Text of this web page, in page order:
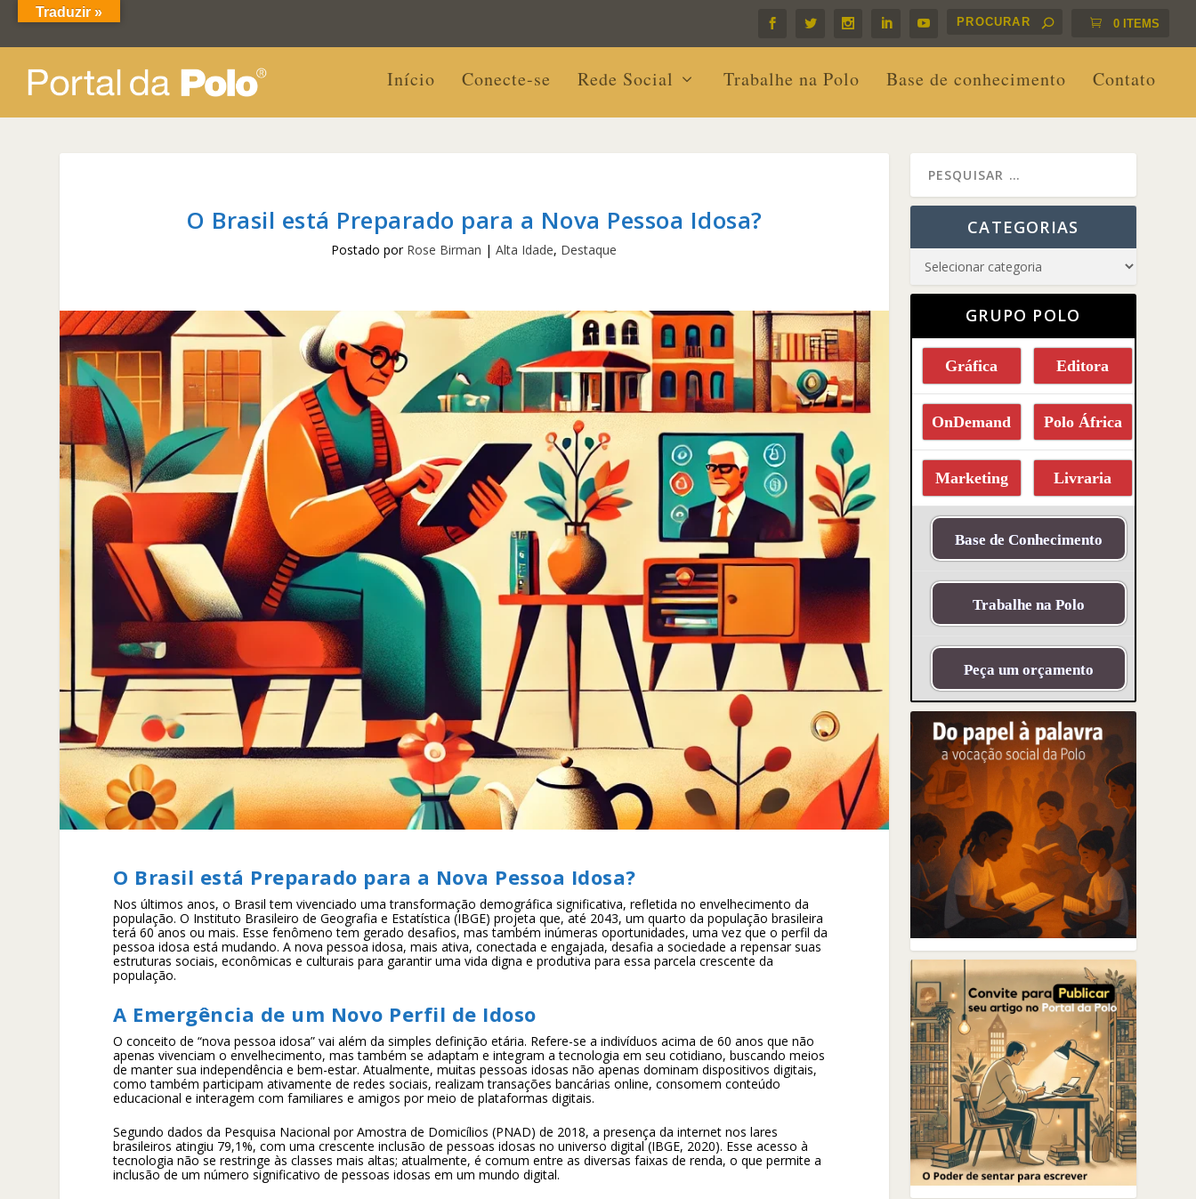
0 ITEMS
Início Conecte-se Rede Social Trabalhe na Polo Base de conhecimento Contato
O Brasil está Preparado para a Nova Pessoa Idosa?
Postado por Rose Birman |Alta Idade, Destaque
O Brasil está Preparado para a Nova Pessoa Idosa?
Nos últimos anos, o Brasil tem vivenciado uma transformação demográfica significativa, refletida no envelhecimento da
população. O Instituto Brasileiro de Geografia e Estatística (IBGE) projeta que, até 2043, um quarto da população brasileira
terá 60 anos ou mais. Esse fenômeno tem gerado desafios, mas também inúmeras oportunidades, uma vez que o perfil da
pessoa idosa está mudando. A nova pessoa idosa, mais ativa, conectada e engajada, desafia a sociedade a repensar suas
estruturas sociais, econômicas e culturais para garantir uma vida digna e produtiva para essa parcela crescente da
população.
A Emergência de um Novo Perfil de Idoso
O conceito de “nova pessoa idosa” vai além da simples definição etária. Refere-se a indivíduos acima de 60 anos que não
apenas vivenciam o envelhecimento, mas também se adaptam e integram a tecnologia em seu cotidiano, buscando meios
de manter sua independência e bem-estar. Atualmente, muitas pessoas idosas não apenas dominam dispositivos digitais,
como também participam ativamente de redes sociais, realizam transações bancárias online, consomem conteúdo
educacional e interagem com familiares e amigos por meio de plataformas digitais.
Segundo dados da Pesquisa Nacional por Amostra de Domicílios (PNAD) de 2018, a presença da internet nos lares
brasileiros atingiu 79,1%, com uma crescente inclusão de pessoas idosas no universo digital (IBGE, 2020). Esse acesso à
tecnologia não se restringe às classes mais altas; atualmente, é comum entre as diversas faixas de renda, o que permite a
inclusão de um número significativo de pessoas idosas em um mundo digital.
CATEGORIAS
GRUPO POLO
Gráfica Editora
OnDemand Polo África
Marketing Livraria
Base de Conhecimento
Trabalhe na Polo
Peça um orçamento
Traduzir »